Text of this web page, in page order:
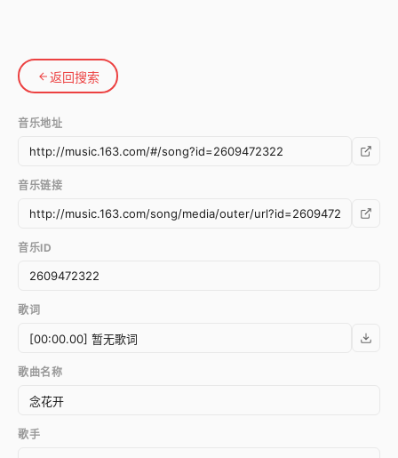
返回搜索
音乐地址
音乐链接
音乐ID
歌词
歌曲名称
歌手